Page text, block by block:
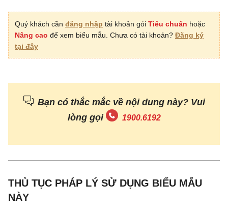
[05] Mã số thuế:
[06] Địa chỉ:
………………
[07] Quận/huyện: ............................... [08]
Tỉnh/thành phố: .........................................
……………………………………................................
..
Quý khách cần đăng nhập tài khoản gói Tiêu chuẩn hoặc
Nâng cao để xem biểu mẫu. Chưa có tài khoản? Đăng ký
tại đây
Bạn có thắc mắc về nội dung này? Vui
lòng gọi
1900.6192
THỦ TỤC PHÁP LÝ SỬ DỤNG BIỂU MẪU
NÀY